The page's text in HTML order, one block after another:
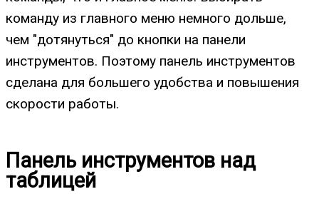
команду из главного меню немного дольше,
чем "дотянуться" до кнопки на панели
инструментов. Поэтому панель инструментов
сделана для большего удобства и повышения
скорости работы.
Панель инструментов над
таблицей